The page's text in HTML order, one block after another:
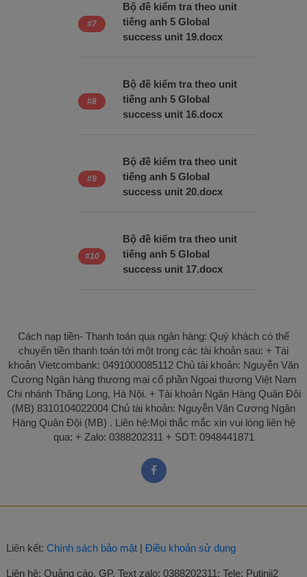
Bộ đề kiểm tra theo unit
tiếng anh 5 Global
success unit 19.docx
Bộ đề kiểm tra theo unit
tiếng anh 5 Global
success unit 16.docx
Bộ đề kiểm tra theo unit
tiếng anh 5 Global
success unit 20.docx
Bộ đề kiểm tra theo unit
tiếng anh 5 Global
success unit 17.docx
Cách nạp tiền- Thanh toán qua ngân hàng: Quý khách có thể
chuyển tiền thanh toán tới một trong các tài khoản sau: + Tài
khoản Vietcombank: 0491000085112 Chủ tài khoản: Nguyễn Văn
Cương Ngân hàng thương mại cổ phần Ngoại thương Việt Nam
Chi nhánh Thăng Long, Hà Nội. + Tài khoản Ngân Hàng Quân Đội
(MB) 8310104022004 Chủ tài khoản: Nguyễn Văn Cương Ngân
Hàng Quân Đội (MB) . Liên hệ:Mọi thắc mắc xin vui lòng liên hệ
qua: + Zalo: 0388202311 + SDT: 0948441871
Liên kết: Chính sách bảo mật | Điều khoản sử dụng
Liên hệ: Quảng cáo, GP, Text zalo: 0388202311; Tele: Putinii2